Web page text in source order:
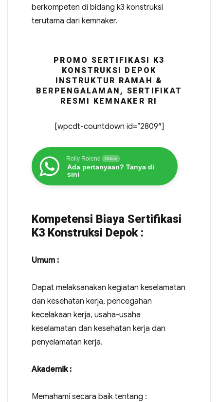
berkompeten di bidang k3 konstruksi
terutama dari kemnaker.
PROMO SERTIFIKASI K3
KONSTRUKSI DEPOK
INSTRUKTUR RAMAH &
BERPENGALAMAN, SERTIFIKAT
RESMI KEMNAKER RI
[wpcdt-countdown id=”2809″]
Rolly Rolend Online
Ada pertanyaan? Tanya di
sini
Kompetensi Biaya Sertifikasi
K3 Konstruksi Depok :
Umum :
Dapat melaksanakan kegiatan keselamatan
dan kesehatan kerja, pencegahan
kecelakaan kerja, usaha-usaha
keselamatan dan kesehatan kerja dan
penyelamatan kerja.
Akademik :
Memahami secara baik tentang :